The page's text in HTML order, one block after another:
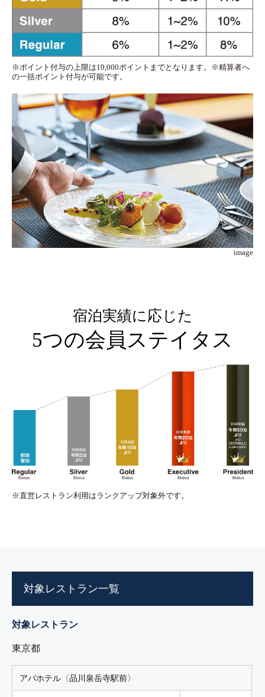
※ポイント付与の上限は10,000ポイントまでとなります。※精算者へ
の一括ポイント付与が可能です。
image
宿泊実績に応じた
5つの会員ステイタス
※直営レストラン利用はランクアップ対象外です。
対象レストラン一覧
対象レストラン
東京都
アパホテル〈品川泉岳寺駅前〉